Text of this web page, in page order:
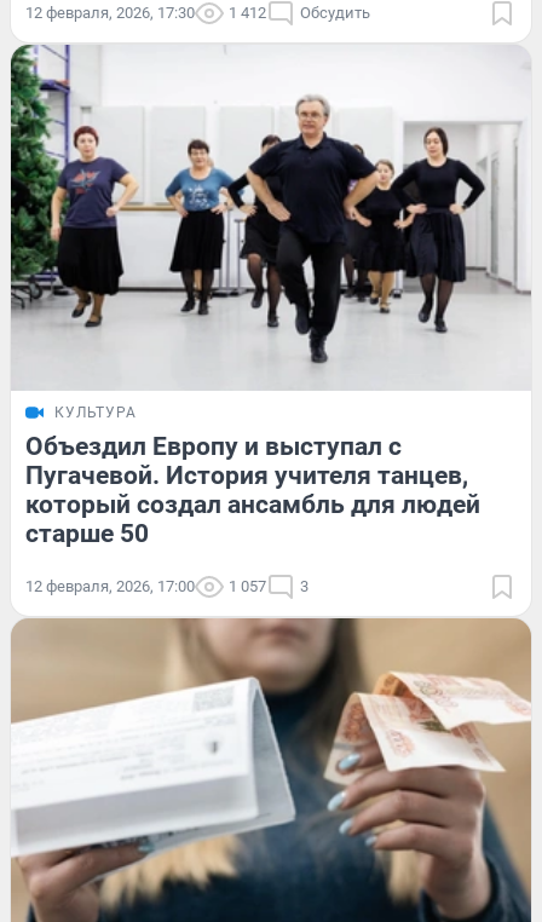
12 февраля, 2026, 17:30 1 412 Обсудить
КУЛЬТУРА
Объездил Европу и выступал с
Пугачевой. История учителя танцев,
который создал ансамбль для людей
старше 50
12 февраля, 2026, 17:00 1 057 3